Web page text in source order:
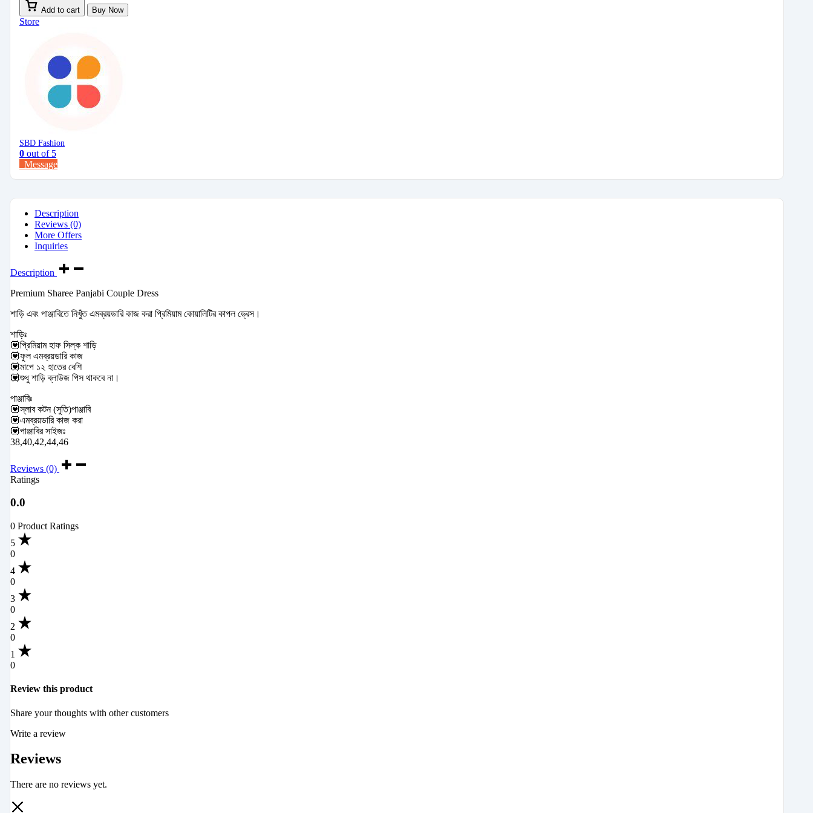
Add to cart Buy Now
Store
SBD Fashion
0 out of 5
Message
Description
Reviews (0)
More Offers
Inquiries
Description
Premium Sharee Panjabi Couple Dress
শাড়ি এবং পাঞ্জাবিতে নিখুঁত এমব্রয়ডারি কাজ করা প্রিমিয়াম কোয়ালিটির কাপল ড্রেস।
শাড়িঃ
💟প্রিমিয়াম হাফ সিল্ক শাড়ি
💟ফুল এমব্রয়ডারি কাজ
💟মাপে ১২ হাতের বেশি
💟শুধু শাড়ি ব্লাউজ পিস থাকবে না।
পাঞ্জাবিঃ
💟স্লাব কটন (সুতি)পাঞ্জাবি
💟এমব্রয়ডারি কাজ করা
💟পাঞ্জাবির সাইজঃ
38,40,42,44,46
Reviews (0)
Ratings
0.0
0 Product Ratings
5
0
4
0
3
0
2
0
1
0
Review this product
Share your thoughts with other customers
Write a review
Reviews
There are no reviews yet.